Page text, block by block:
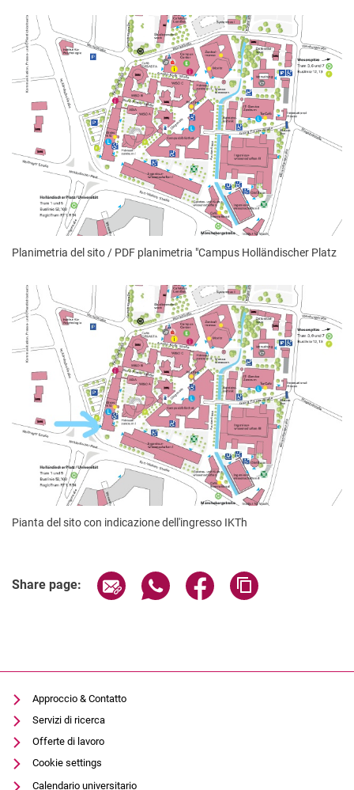
Planimetria del sito / PDF planimetria "Campus Holländischer Platz
Pianta del sito con indicazione dell'ingresso IKTh
Share page: Share page via email
Share page via WhatsApp
Share page via
Approccio & Contatto
Servizi di ricerca
Offerte di lavoro
Cookie settings
Calendario universitario